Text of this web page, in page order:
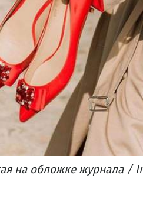
на обложке журнала /